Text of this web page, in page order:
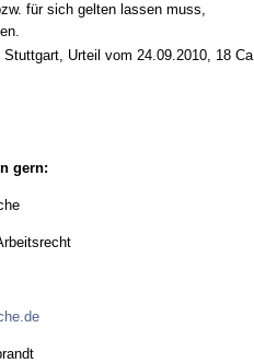
für sich gelten lassen muss,
Urteil vom 24.09.2010, 18 Ca
gern: